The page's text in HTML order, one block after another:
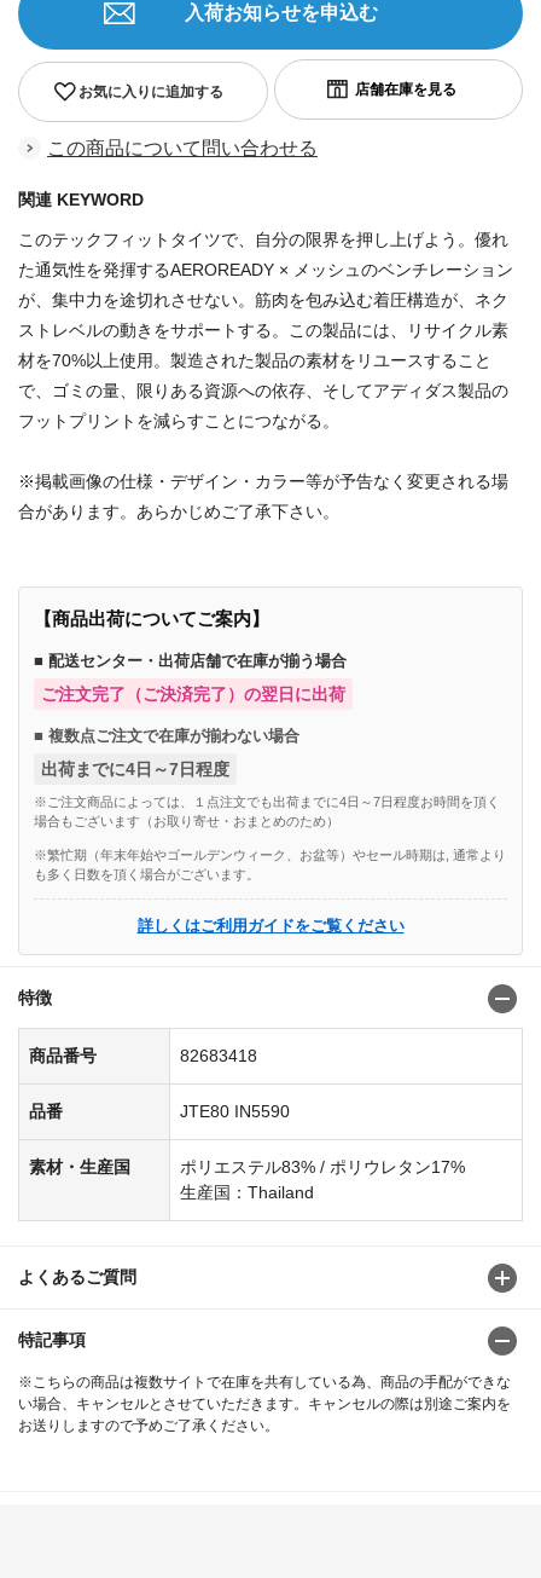
お気に入りに追加する
入荷お知らせを申込む
この商品について問い合わせる
関連 KEYWORD
このテックフィットタイツで、自分の限界を押し上げよう。優れ
た通気性を発揮するAEROREADY × メッシュのベンチレーション
が、集中力を途切れさせない。筋肉を包み込む着圧構造が、ネク
ストレベルの動きをサポートする。この製品には、リサイクル素
材を70%以上使用。製造された製品の素材をリユースすること
で、ゴミの量、限りある資源への依存、そしてアディダス製品の
フットプリントを減らすことにつながる。
※掲載画像の仕様・デザイン・カラー等が予告なく変更される場
合があります。あらかじめご了承下さい。
【商品出荷についてご案内】
■ 配送センター・出荷店舗で在庫が揃う場合
ご注文完了（ご決済完了）の翌日に出荷
■ 複数点ご注文で在庫が揃わない場合
出荷までに4日～7日程度
※ご注文商品によっては、１点注文でも出荷までに4日～7日程度お時間を頂く
場合もございます（お取り寄せ・おまとめのため）
※繁忙期（年末年始やゴールデンウィーク、お盆等）やセール時期は, 通常より
も多く日数を頂く場合がございます。
詳しくはご利用ガイドをご覧ください
特徴
商品番号 82683418
品番 JTE80 IN5590
素材・生産国
ポリエステル83% / ポリウレタン17%
生産国：Thailand
よくあるご質問
特記事項
※こちらの商品は複数サイトで在庫を共有している為、商品の手配ができな
い場合、キャンセルとさせていただきます。キャンセルの際は別途ご案内を
お送りしますので予めご了承ください。